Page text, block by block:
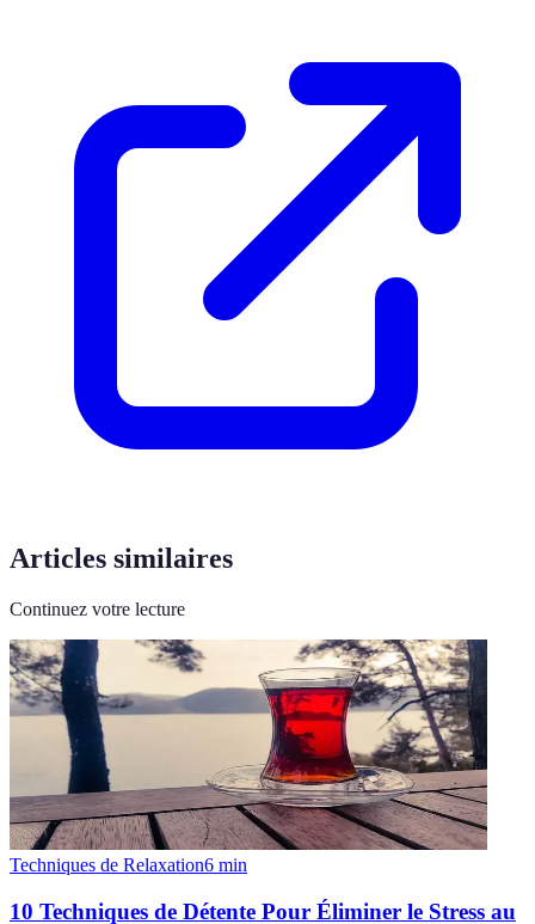
Articles similaires
Continuez votre lecture
Techniques de Relaxation6 min
10 Techniques de Détente Pour Éliminer le Stress au